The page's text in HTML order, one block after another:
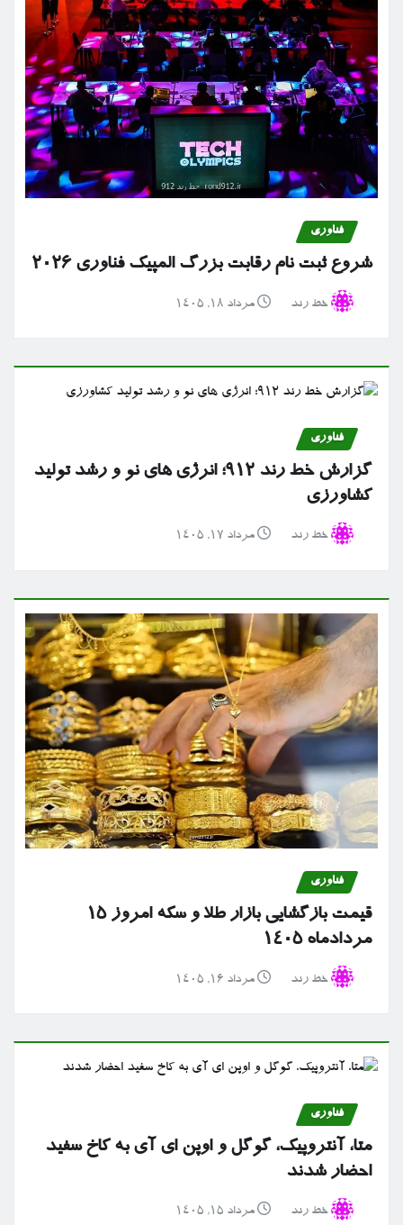
فناوری
شروع ثبت نام رقابت بزرگ المپیک فناوری ۲۰۲۶
خط رند مرداد ۱۸, ۱۴۰۵
فناوری
گزارش خط رند ۹۱۲؛ انرژی های نو و رشد تولید
کشاورزی
خط رند مرداد ۱۷, ۱۴۰۵
فناوری
قیمت بازگشایی بازار طلا و سکه امروز ۱۵
مردادماه ۱۴۰۵
خط رند مرداد ۱۶, ۱۴۰۵
فناوری
متا، آنتروپیک، گوگل و اوپن ای آی به کاخ سفید
احضار شدند
خط رند مرداد ۱۵, ۱۴۰۵